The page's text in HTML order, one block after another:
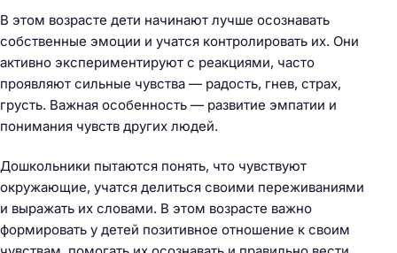
В этом возрасте дети начинают лучше осознавать
собственные эмоции и учатся контролировать их. Они
активно экспериментируют с реакциями, часто
проявляют сильные чувства — радость, гнев, страх,
грусть. Важная особенность — развитие эмпатии и
понимания чувств других людей.
Дошкольники пытаются понять, что чувствуют
окружающие, учатся делиться своими переживаниями
и выражать их словами. В этом возрасте важно
формировать у детей позитивное отношение к своим